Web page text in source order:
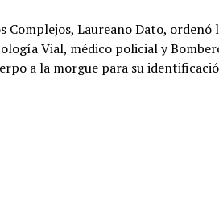
Complejos, Laureano Dato,
Vial, médico policial y
a la morgue para su